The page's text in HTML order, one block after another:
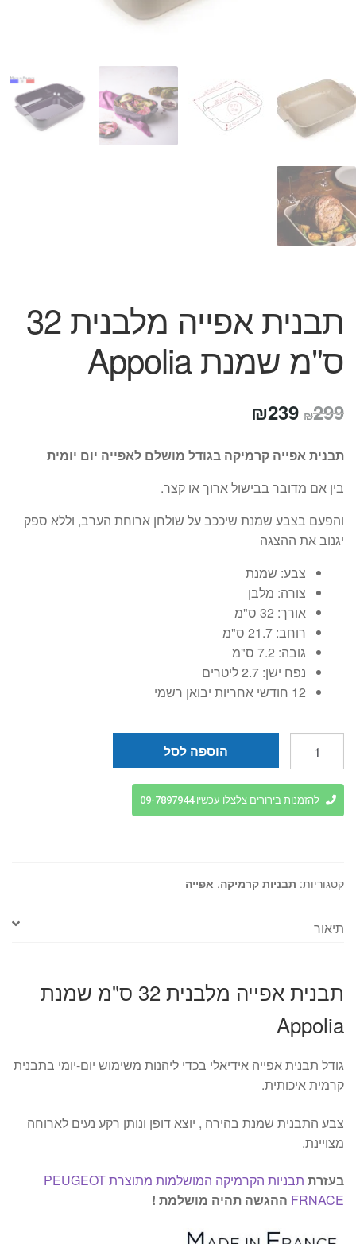
מתנות למטבח
מתכונים שלכם
מאמרים
עגלת קניות
תשלום
תבנית אפייה מלבנית 32
ס"מ שמנת Appolia
₪299 המחיר
היה:
₪299.
₪239
הוא:
₪239.
תבנית אפייה קרמיקה בגודל מושלם לאפייה יום יומית
בין אם מדובר בבישול ארוך או קצר.
והפעם בצבע שמנת שיככב על שולחן ארוחת הערב, וללא ספק
יגנוב את ההצגה
צבע: שמנת
צורה: מלבן
אורך: 32 ס"מ
רוחב: 21.7 ס"מ
גובה: 7.2 ס"מ
נפח ישן: 2.7 ליטרים
12 חודשי אחריות יבואן רשמי
תבנית
אפייה
מלבנית
שמנת
הוספה לסל
להזמנות בירורים צלצלו עכשיו 09-7897944
קטגוריות: תבניות קרמיקה, אפייה
תיאור
תבנית אפייה מלבנית 32 ס"מ שמנת
Appolia
גודל תבנית אפייה אידיאלי בכדי ליהנות משימוש יום-יומי בתבנית
קרמית איכותית.
צבע התבנית שמנת בהירה , יוצא דופן ונותן רקע נעים לארוחה
מצויינת.
בעזרת
תבניות הקרמיקה המושלמות מתוצרת PEUGEOT
FRNACE ההגשה תהיה מושלמת !